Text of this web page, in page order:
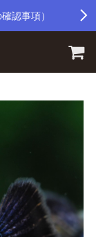
認事項）